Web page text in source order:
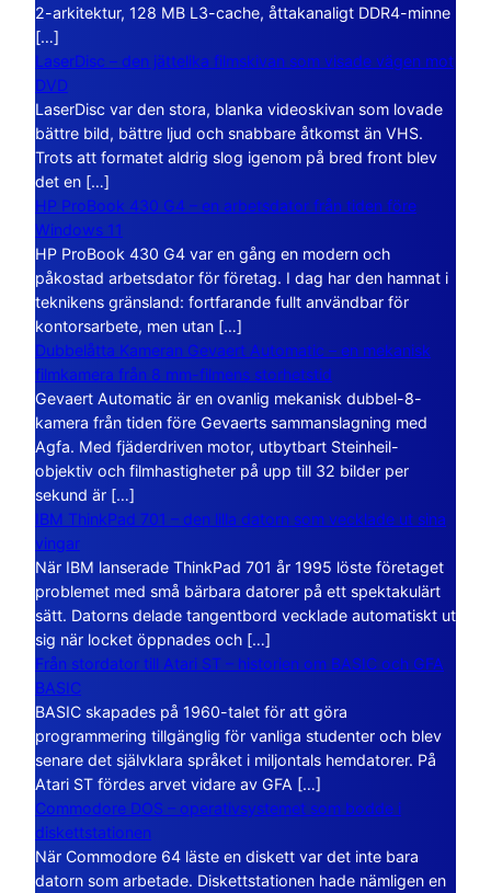
2-arkitektur, 128 MB L3-cache, åttakanaligt DDR4-minne
[…]
LaserDisc – den jättelika filmskivan som visade vägen mot
DVD
LaserDisc var den stora, blanka videoskivan som lovade
bättre bild, bättre ljud och snabbare åtkomst än VHS.
Trots att formatet aldrig slog igenom på bred front blev
det en […]
HP ProBook 430 G4 – en arbetsdator från tiden före
Windows 11
HP ProBook 430 G4 var en gång en modern och
påkostad arbetsdator för företag. I dag har den hamnat i
teknikens gränsland: fortfarande fullt användbar för
kontorsarbete, men utan […]
Dubbelåtta Kameran Gevaert Automatic – en mekanisk
filmkamera från 8 mm-filmens storhetstid
Gevaert Automatic är en ovanlig mekanisk dubbel-8-
kamera från tiden före Gevaerts sammanslagning med
Agfa. Med fjäderdriven motor, utbytbart Steinheil-
objektiv och filmhastigheter på upp till 32 bilder per
sekund är […]
IBM ThinkPad 701 – den lilla datorn som vecklade ut sina
vingar
När IBM lanserade ThinkPad 701 år 1995 löste företaget
problemet med små bärbara datorer på ett spektakulärt
sätt. Datorns delade tangentbord vecklade automatiskt ut
sig när locket öppnades och […]
Från stordator till Atari ST – historien om BASIC och GFA
BASIC
BASIC skapades på 1960-talet för att göra
programmering tillgänglig för vanliga studenter och blev
senare det självklara språket i miljontals hemdatorer. På
Atari ST fördes arvet vidare av GFA […]
Commodore DOS – operativsystemet som bodde i
diskettstationen
När Commodore 64 läste en diskett var det inte bara
datorn som arbetade. Diskettstationen hade nämligen en